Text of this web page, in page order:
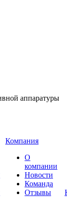
аппаратуры
Компания
О
компании
Новости
Команда
Отзывы